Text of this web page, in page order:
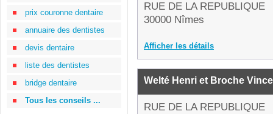
prix couronne dentaire
annuaire des dentistes
devis dentaire
liste des dentistes
bridge dentaire
Tous les conseils ...
RUE DE LA REPUBLIQUE
30000 Nîmes
Afficher les détails
Welté Henri et Broche
RUE DE LA REPUBLIQUE